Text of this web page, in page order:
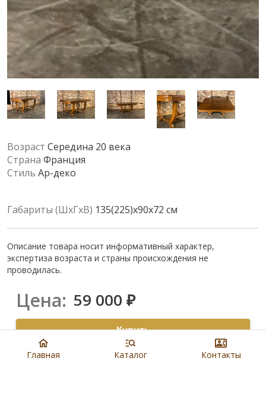
Возраст Середина 20 века
Страна Франция
Стиль Ар-деко
Габариты (ШхГхВ) 135(225)х90х72 см
Описание товара носит информативный характер,
экспертиза возраста и страны происхождения не
проводилась.
Цена: 59 000 ₽
Купить
8 901 279 19 19
Главная Каталог Контакты